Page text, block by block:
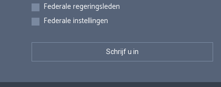
Federale regeringsleden
Federale instellingen